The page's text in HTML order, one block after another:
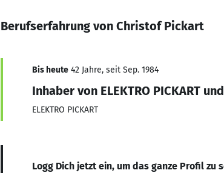
Berufserfahrung von Christof Pickart
Bis heute 42 Jahre, seit Sep. 1984
Inhaber von ELEKTRO PICKART
ELEKTRO PICKART
Logg Dich jetzt ein, um das ganze Profil zu